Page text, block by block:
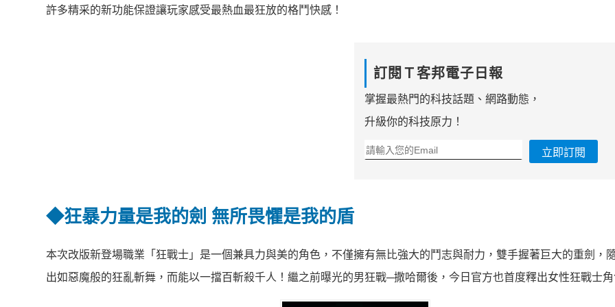
許多精采的新功能保證讓玩家感受最熱血最狂放的格鬥快感！
訂閱Ｔ客邦電子日報
掌握最熱門的科技話題、網路動態，
升級你的科技原力！
立即訂閱
◆狂暴力量是我的劍 無所畏懼是我的盾
本次改版新登場職業「狂戰士」是一個兼具力與美的角色，不僅擁有無比強大的鬥志與耐力，雙手握著巨大的重劍，
出如惡魔般的狂亂斬舞，而能以一擋百斬殺千人！繼之前曝光的男狂戰─撒哈爾後，今日官方也首度釋出女性狂戰士角